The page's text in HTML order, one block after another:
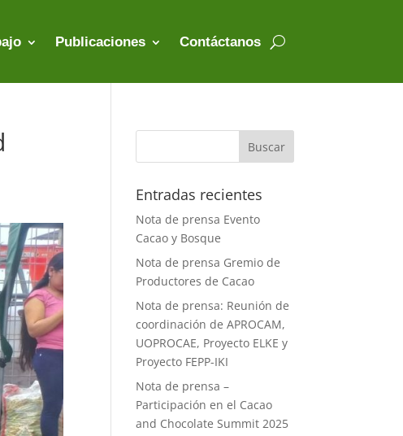
Publicaciones Contáctanos
Entradas recientes
Nota de prensa Evento
Cacao y Bosque
Nota de prensa Gremio de
Productores de Cacao
Nota de prensa: Reunión de
coordinación de APROCAM,
UOPROCAE, Proyecto ELKE y
Proyecto FEPP-IKI
Nota de prensa –
Participación en el Cacao
and Chocolate Summit 2025